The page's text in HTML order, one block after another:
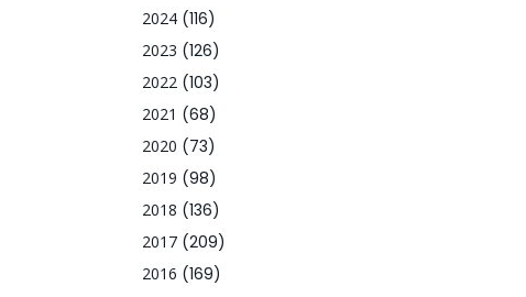
2024 (116)
2023 (126)
2022 (103)
2021 (68)
2020 (73)
2019 (98)
2018 (136)
2017 (209)
2016 (169)